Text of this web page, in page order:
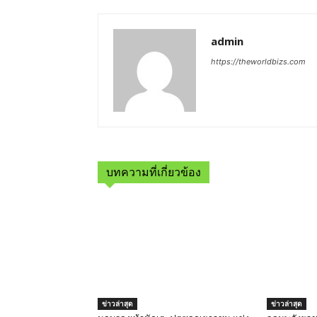
admin
https://theworldbizs.com
บทความที่เกี่ยวข้อง
ข่าวล่าสุด ข่าวล่าสุด